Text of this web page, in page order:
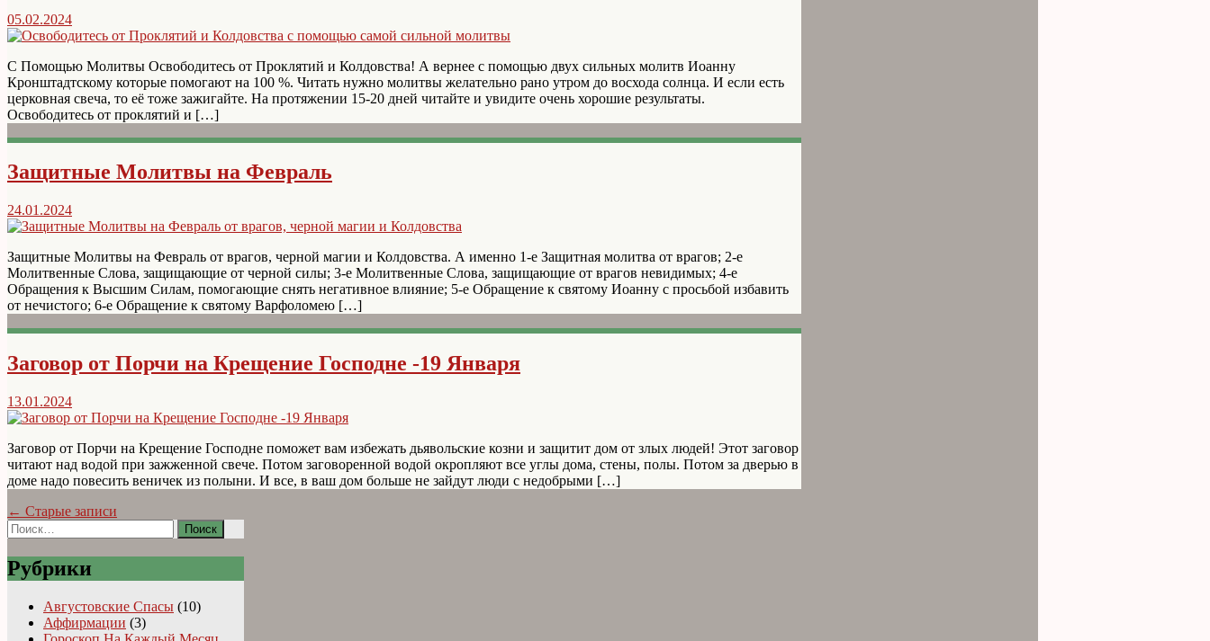
05.02.2024
С Помощью Молитвы Освободитесь от Проклятий и Колдовства! А вернее с помощью двух сильных молитв Иоанну
Кронштадтскому которые помогают на 100 %. Читать нужно молитвы желательно рано утром до восхода солнца. И если есть
церковная свеча, то её тоже зажигайте. На протяжении 15-20 дней читайте и увидите очень хорошие результаты.
Освободитесь от проклятий и […]
Защитные Молитвы на Февраль
24.01.2024
Защитные Молитвы на Февраль от врагов, черной магии и Колдовства. А именно 1-е Защитная молитва от врагов; 2-е
Молитвенные Слова, защищающие от черной силы; 3-е Молитвенные Слова, защищающие от врагов невидимых; 4-е
Обращения к Высшим Силам, помогающие снять негативное влияние; 5-е Обращение к святому Иоанну с просьбой избавить
от нечистого; 6-е Обращение к святому Варфоломею […]
Заговор от Порчи на Крещение Господне -19 Января
13.01.2024
Заговор от Порчи на Крещение Господне поможет вам избежать дьявольские козни и защитит дом от злых людей! Этот заговор
читают над водой при зажженной свече. Потом заговоренной водой окропляют все углы дома, стены, полы. Потом за дверью в
доме надо повесить веничек из полыни. И все, в ваш дом больше не зайдут люди с недобрыми […]
← Старые записи
Найти:
Рубрики
Августовские Спасы (10)
Аффирмации (3)